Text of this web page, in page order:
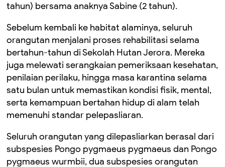
tahun) bersama anaknyaSabine (2 tahun).
Sebelum kembali ke habitat alaminya, seluruh
orangutan menjalani proses rehabilitasi selama
bertahun-tahun di Sekolah Hutan Jerora. Mereka
juga melewati serangkaian pemeriksaan kesehatan,
penilaian perilaku, hingga masa karantina selama
satu bulan untuk memastikan kondisi fisik, mental,
serta kemampuan bertahan hidup di alam telah
memenuhi standar pelepasliaran.
Seluruh orangutan yang dilepasliarkan berasal dari
subspesies Pongo pygmaeus pygmaeus dan Pongo
pygmaeus wurmbii, dua subspesies orangutan